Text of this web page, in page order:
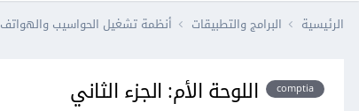
الرئيسية البرامج والتطبيقات أنظمة تشغيل الحواسيب والهواتف
comptia اللوحة الأم: الجزء الثاني